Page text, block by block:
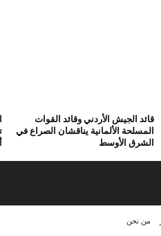
قائد الجيش الأردني وقائد القوات
المسلحة الألمانية يناقشان الصراع في
الشرق الأوسط
من نحن